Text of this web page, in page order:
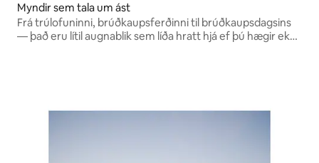
Myndir sem tala um ást
Frá trúlofuninni, brúðkaupsferðinni til brúðkaupsdagsins
— það eru lítil augnablik sem líða hratt hjá ef þú hægir ekki